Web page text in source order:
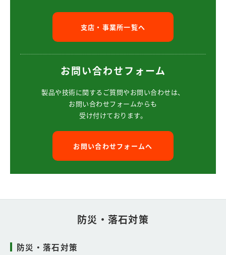
支店・事業所一覧へ
お問い合わせフォーム
製品や技術に関するご質問やお問い合わせは、
お問い合わせフォームからも
受け付けております。
お問い合わせフォームへ
防災・落石対策
防災・落石対策